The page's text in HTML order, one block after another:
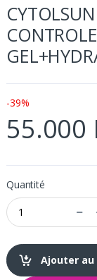
-39%
55.000
Quantité
Ajouter au